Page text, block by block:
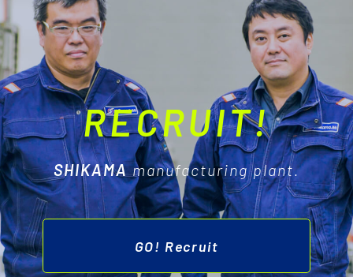
RECRUIT!
SHIKAMAmanufacturing plant.
GO! Recruit